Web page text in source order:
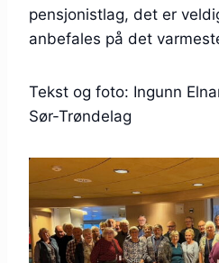
pensjonistlag, det er
anbefales på det
Tekst og foto: Ingunn
Sør-Trøndelag